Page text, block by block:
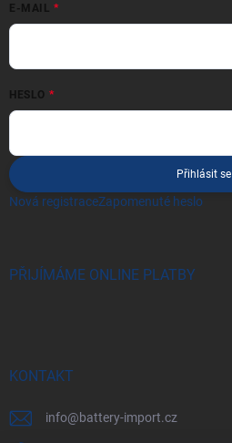
E-MAIL
HESLO
Přihlásit se
Nová registraceZapomenuté heslo
PŘIJÍMÁME ONLINE PLATBY
KONTAKT
info@battery-import.cz